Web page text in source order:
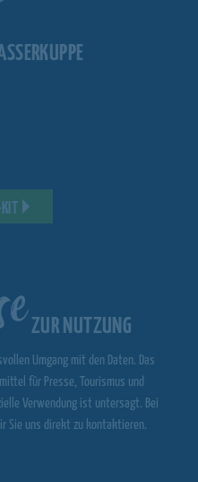
ZUR NUTZUNG
Umgang mit den Daten. Das
für Presse, Tourismus und
Verwendung ist untersagt. Bei
Sie uns direkt zu kontaktieren.